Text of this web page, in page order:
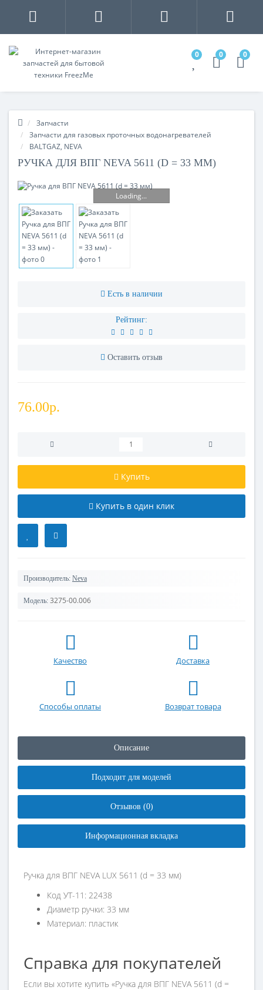
0 0 0
Запчасти
Запчасти для газовых проточных водонагревателей
BALTGAZ, NEVA
РУЧКА ДЛЯ ВПГ NEVA 5611 (D = 33 ММ)
Loading...
Есть в наличии
Рейтинг:
Оставить отзыв
76.00р.
Купить
Купить в один клик
Производитель: Neva
Модель: 3275-00.006
Качество Доставка
Способы оплаты Возврат товара
Описание
Подходит для моделей
Отзывов (0)
Информационная вкладка
Ручка для ВПГ NEVA LUX 5611 (d = 33 мм)
Код УТ-11: 22438
Диаметр ручки: 33 мм
Материал: пластик
Справка для покупателей
Если вы хотите купить «Ручка для ВПГ NEVA 5611 (d =